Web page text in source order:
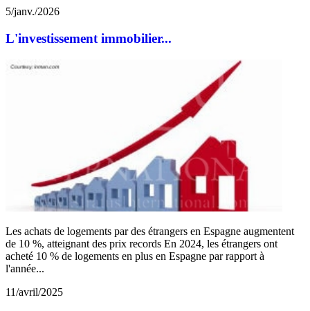
5/janv./2026
L'investissement immobilier...
Les achats de logements par des étrangers en Espagne augmentent
de 10 %, atteignant des prix records En 2024, les étrangers ont
acheté 10 % de logements en plus en Espagne par rapport à
l'année...
11/avril/2025